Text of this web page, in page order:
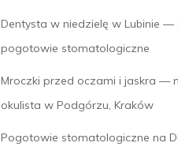
Dentysta w niedzielę w Lubinie —
pogotowie stomatologiczne
Mroczki przed oczami i jaskra —
okulista w Podgórzu, Kraków
Pogotowie stomatologiczne na